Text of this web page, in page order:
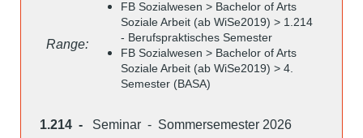
Range:
FB Sozialwesen > Bachelor of Arts
Soziale Arbeit (ab WiSe2019) > 1.214
- Berufspraktisches Semester
FB Sozialwesen > Bachelor of Arts
Soziale Arbeit (ab WiSe2019) > 4.
Semester (BASA)
1.214 - Seminar - Sommersemester 2026